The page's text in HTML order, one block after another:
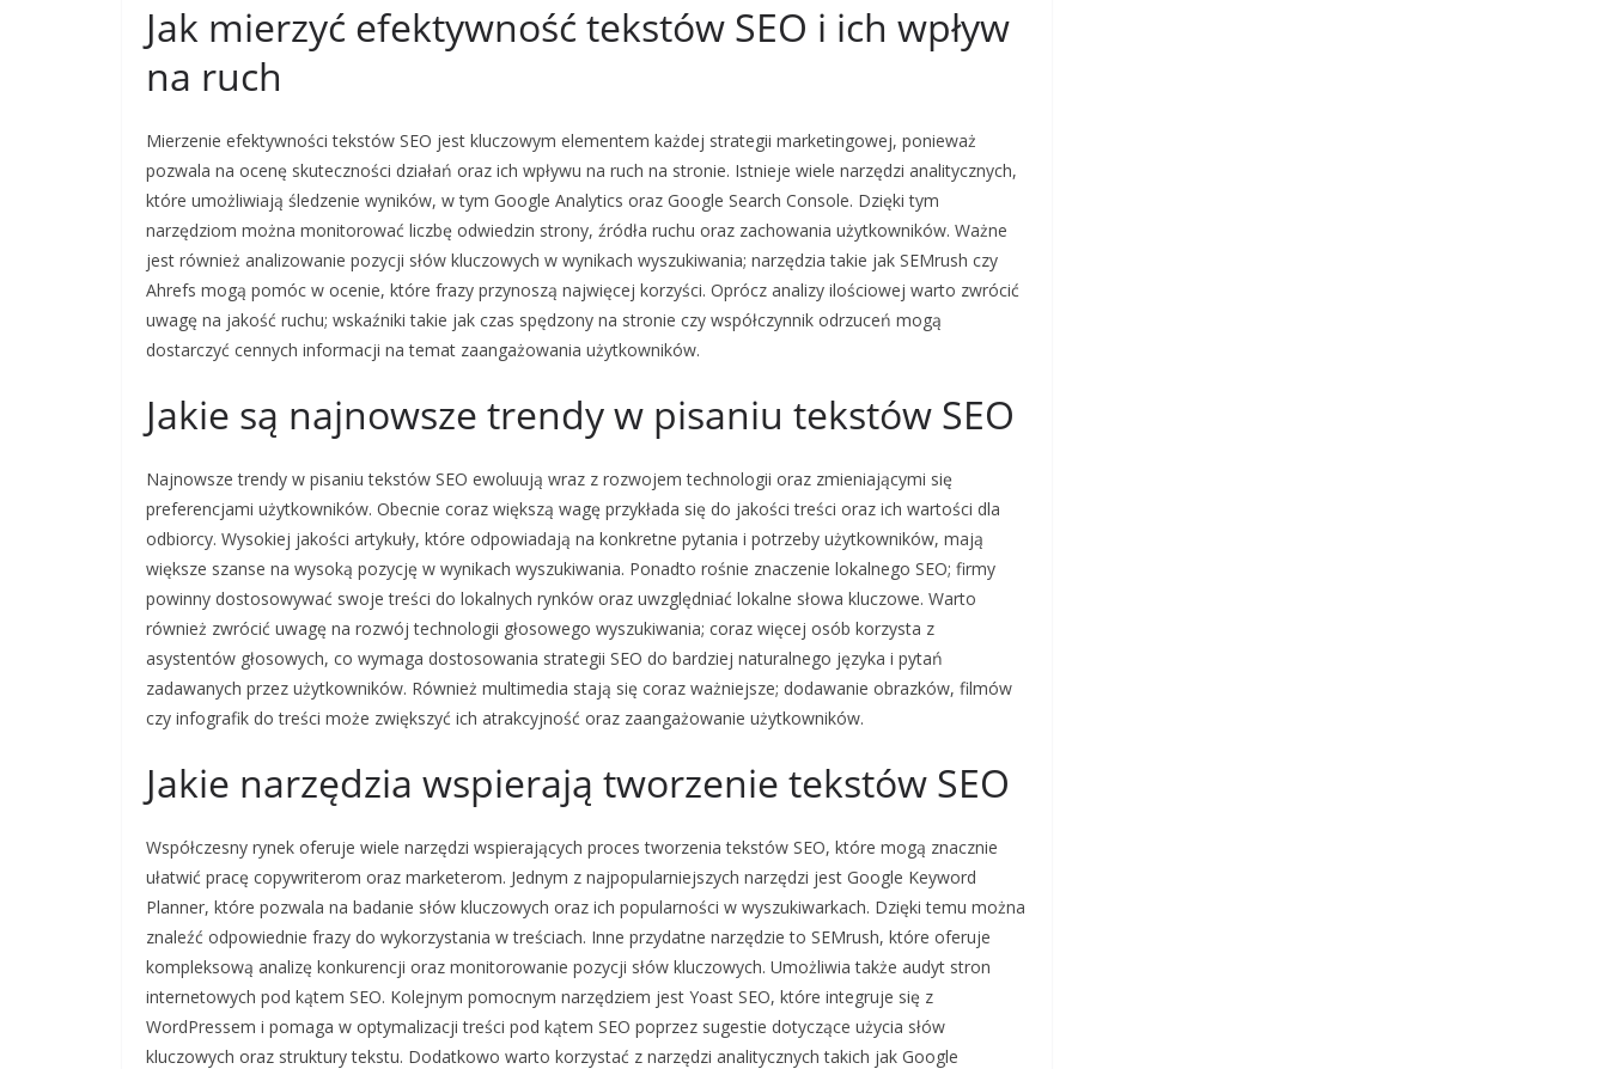
Jak mierzyć efektywność tekstów SEO i ich wpływ
na ruch
Mierzenie efektywności tekstów SEO jest kluczowym elementem każdej strategii marketingowej, ponieważ
pozwala na ocenę skuteczności działań oraz ich wpływu na ruch na stronie. Istnieje wiele narzędzi analitycznych,
które umożliwiają śledzenie wyników, w tym Google Analytics oraz Google Search Console. Dzięki tym
narzędziom można monitorować liczbę odwiedzin strony, źródła ruchu oraz zachowania użytkowników. Ważne
jest również analizowanie pozycji słów kluczowych w wynikach wyszukiwania; narzędzia takie jak SEMrush czy
Ahrefs mogą pomóc w ocenie, które frazy przynoszą najwięcej korzyści. Oprócz analizy ilościowej warto zwrócić
uwagę na jakość ruchu; wskaźniki takie jak czas spędzony na stronie czy współczynnik odrzuceń mogą
dostarczyć cennych informacji na temat zaangażowania użytkowników.
Jakie są najnowsze trendy w pisaniu tekstów SEO
Najnowsze trendy w pisaniu tekstów SEO ewoluują wraz z rozwojem technologii oraz zmieniającymi się
preferencjami użytkowników. Obecnie coraz większą wagę przykłada się do jakości treści oraz ich wartości dla
odbiorcy. Wysokiej jakości artykuły, które odpowiadają na konkretne pytania i potrzeby użytkowników, mają
większe szanse na wysoką pozycję w wynikach wyszukiwania. Ponadto rośnie znaczenie lokalnego SEO; firmy
powinny dostosowywać swoje treści do lokalnych rynków oraz uwzględniać lokalne słowa kluczowe. Warto
również zwrócić uwagę na rozwój technologii głosowego wyszukiwania; coraz więcej osób korzysta z
asystentów głosowych, co wymaga dostosowania strategii SEO do bardziej naturalnego języka i pytań
zadawanych przez użytkowników. Również multimedia stają się coraz ważniejsze; dodawanie obrazków, filmów
czy infografik do treści może zwiększyć ich atrakcyjność oraz zaangażowanie użytkowników.
Jakie narzędzia wspierają tworzenie tekstów SEO
Współczesny rynek oferuje wiele narzędzi wspierających proces tworzenia tekstów SEO, które mogą znacznie
ułatwić pracę copywriterom oraz marketerom. Jednym z najpopularniejszych narzędzi jest Google Keyword
Planner, które pozwala na badanie słów kluczowych oraz ich popularności w wyszukiwarkach. Dzięki temu można
znaleźć odpowiednie frazy do wykorzystania w treściach. Inne przydatne narzędzie to SEMrush, które oferuje
kompleksową analizę konkurencji oraz monitorowanie pozycji słów kluczowych. Umożliwia także audyt stron
internetowych pod kątem SEO. Kolejnym pomocnym narzędziem jest Yoast SEO, które integruje się z
WordPressem i pomaga w optymalizacji treści pod kątem SEO poprzez sugestie dotyczące użycia słów
kluczowych oraz struktury tekstu. Dodatkowo warto korzystać z narzędzi analitycznych takich jak Google